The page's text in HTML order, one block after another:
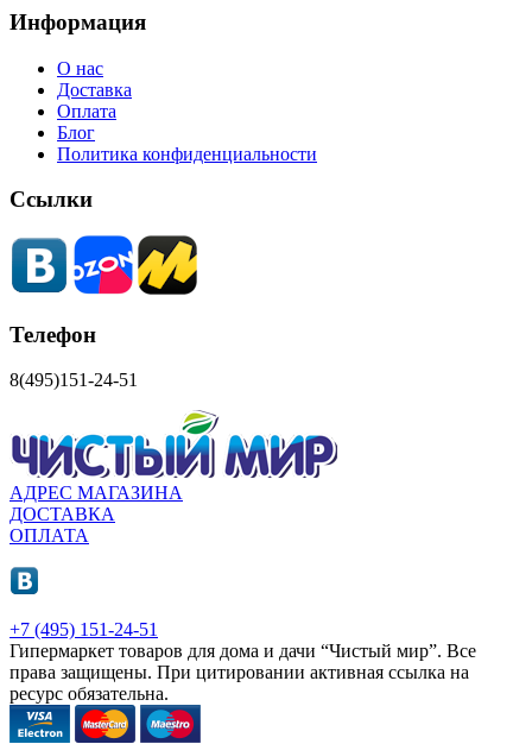
Информация
О нас
Доставка
Оплата
Блог
Политика конфиденциальности
Ссылки
Телефон
8(495)151-24-51
АДРЕС МАГАЗИНА
ДОСТАВКА
ОПЛАТА
+7 (495) 151-24-51
Гипермаркет товаров для дома и дачи “Чистый мир”. Все
права защищены. При цитировании активная ссылка на
ресурс обязательна.